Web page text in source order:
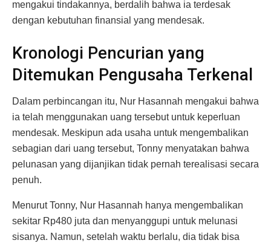
mengakui tindakannya, berdalih bahwa ia terdesak
dengan kebutuhan finansial yang mendesak.
Kronologi Pencurian yang
Ditemukan Pengusaha Terkenal
Dalam perbincangan itu, Nur Hasannah mengakui bahwa
ia telah menggunakan uang tersebut untuk keperluan
mendesak. Meskipun ada usaha untuk mengembalikan
sebagian dari uang tersebut, Tonny menyatakan bahwa
pelunasan yang dijanjikan tidak pernah terealisasi secara
penuh.
Menurut Tonny, Nur Hasannah hanya mengembalikan
sekitar Rp480 juta dan menyanggupi untuk melunasi
sisanya. Namun, setelah waktu berlalu, dia tidak bisa